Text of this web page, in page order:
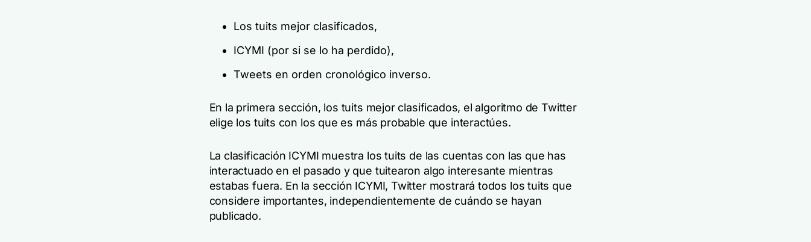
Los tuits mejor clasificados,
ICYMI (por si se lo ha perdido),
Tweets en orden cronológico inverso.
En la primera sección, los tuits mejor clasificados, el algoritmo de Twitter
elige los tuits con los que es más probable que interactúes.
La clasificación ICYMI muestra los tuits de las cuentas con las que has
interactuado en el pasado y que tuitearon algo interesante mientras
estabas fuera. En la sección ICYMI, Twitter mostrará todos los tuits que
considere importantes, independientemente de cuándo se hayan
publicado.